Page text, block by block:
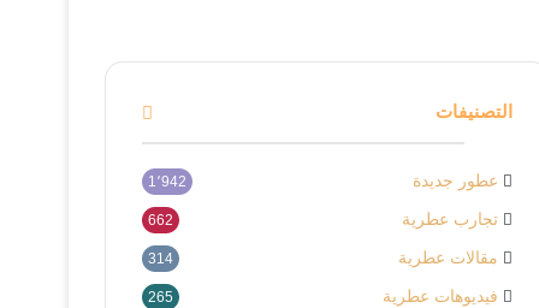
التصنيفات
عطور جديدة 1٬942
تجارب عطرية 662
مقالات عطرية 314
فيديوهات عطرية 265